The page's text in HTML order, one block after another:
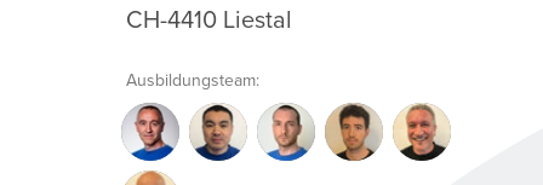
CH-4410 Liestal
Ausbildungsteam:
GP YK PK DP MM